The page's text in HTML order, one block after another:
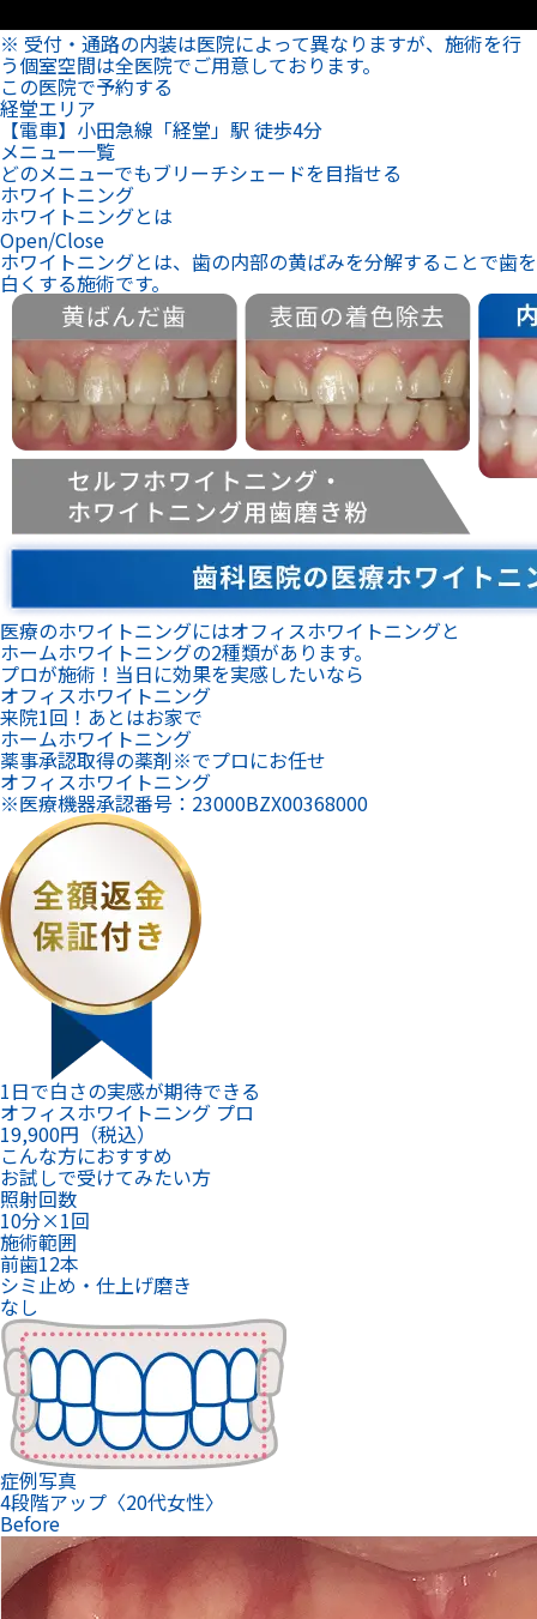
※ 受付・通路の内装は医院によって異なりますが、施術を行
う個室空間は全医院でご用意しております。
この医院で予約する
経堂エリア
【電車】小田急線「経堂」駅 徒歩4分
メニュー一覧
どのメニューでもブリーチシェードを目指せる
ホワイトニング
ホワイトニングとは
Open/Close
ホワイトニングとは、歯の内部の黄ばみを分解することで歯を
白くする施術です。
医療のホワイトニングにはオフィスホワイトニングと
ホームホワイトニングの2種類があります。
プロが施術！当日に効果を実感したいなら
オフィスホワイトニング
来院1回！あとはお家で
ホームホワイトニング
薬事承認取得の薬剤※でプロにお任せ
オフィスホワイトニング
※医療機器承認番号：23000BZX00368000
1日で白さの実感が期待できる
オフィスホワイトニング プロ
19,900円（税込）
こんな方におすすめ
お試しで受けてみたい方
照射回数
10分×1回
施術範囲
前歯12本
シミ止め・仕上げ磨き
なし
症例写真
4段階アップ〈20代女性〉
Before